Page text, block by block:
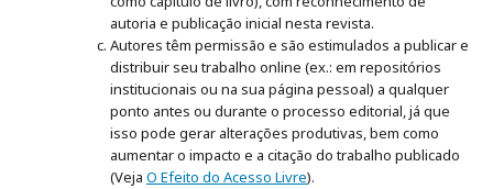
autoria e publicação inicial nesta revista.
Autores têm permissão e são estimulados a publicar e
distribuir seu trabalho online (ex.: em repositórios
institucionais ou na sua página pessoal) a qualquer
ponto antes ou durante o processo editorial, já que
isso pode gerar alterações produtivas, bem como
aumentar o impacto e a citação do trabalho publicado
(Veja O Efeito do Acesso Livre).